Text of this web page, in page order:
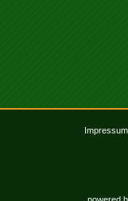
Impressum